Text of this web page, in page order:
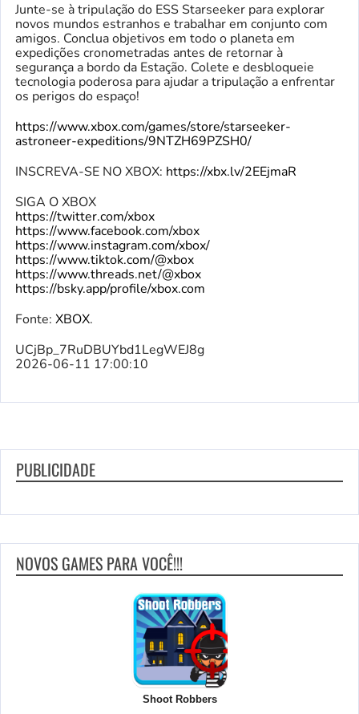
Junte-se à tripulação do ESS Starseeker para explorar
novos mundos estranhos e trabalhar em conjunto com
amigos. Conclua objetivos em todo o planeta em
expedições cronometradas antes de retornar à
segurança a bordo da Estação. Colete e desbloqueie
tecnologia poderosa para ajudar a tripulação a enfrentar
os perigos do espaço!
https://www.xbox.com/games/store/starseeker-
astroneer-expeditions/9NTZH69PZSH0/
INSCREVA-SE NO XBOX: https://xbx.lv/2EEjmaR
SIGA O XBOX
https://twitter.com/xbox
https://www.facebook.com/xbox
https://www.instagram.com/xbox/
https://www.tiktok.com/@xbox
https://www.threads.net/@xbox
https://bsky.app/profile/xbox.com
Fonte: XBOX.
UCjBp_7RuDBUYbd1LegWEJ8g
2026-06-11 17:00:10
PUBLICIDADE
NOVOS GAMES PARA VOCÊ!!!
Shoot Robbers